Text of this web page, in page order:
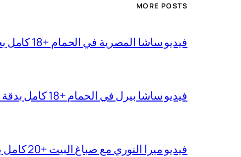
MORE POSTS
فيديو ساشا المصرية في الحمام +18 كامل بجودة عالية
فيديو ساشا بيرل في الحمام +18 كامل بدقة عالية
فيديو ميرا النوري مع صباغ البيت +20 كامل بجودة عالية